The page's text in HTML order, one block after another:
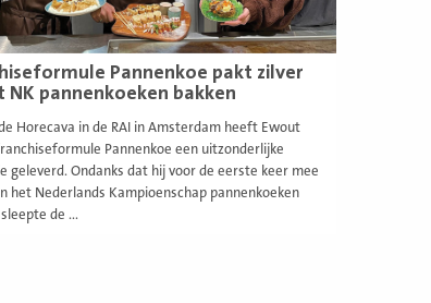
Pannenkoe pakt zilver
NK pannenkoeken bakken
Horecava in de RAI in Amsterdam heeft Ewout
Pannenkoe een uitzonderlijke
geleverd. Ondanks dat hij voor de eerste keer mee
het Nederlands Kampioenschap pannenkoeken
de ...